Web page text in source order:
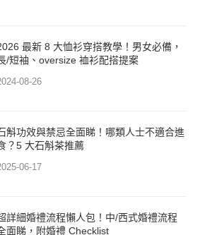
最新 8 大恤衫穿搭教學！男女必備，
/短袖、oversize 裇衫配搭提案
08-26
斛功效與禁忌全面睇！哪類人士不適合進
？5 大石斛茶推薦
06-17
詳細婚禮流程懶人包！中/西式婚禮流程
面睇，附婚禮 Checklist